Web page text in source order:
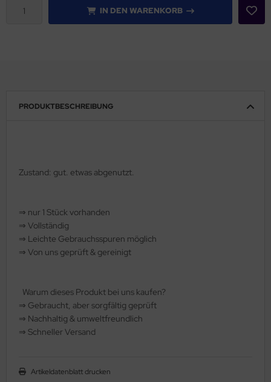
IN DEN WARENKORB
PRODUKTBESCHREIBUNG
Zustand: gut. etwas abgenutzt.
⇒ nur 1 Stück vorhanden
⇒ Vollständig
⇒ ️ Leichte Gebrauchsspuren möglich
⇒ Von uns geprüft & gereinigt
Warum dieses Produkt bei uns kaufen?
⇒ ️ Gebraucht, aber sorgfältig geprüft
⇒ ️ Nachhaltig & umweltfreundlich
⇒ ️ Schneller Versand
Artikeldatenblatt drucken